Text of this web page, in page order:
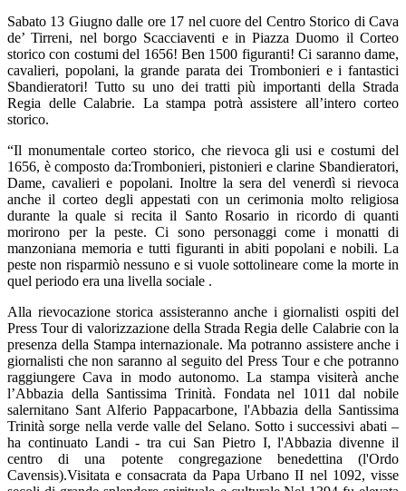
Sabato 13 Giugno dalle ore 17 nel cuore del Centro Storico di Cava
de’ Tirreni, nel borgo Scacciaventi e in Piazza Duomo il Corteo
storico con costumi del 1656! Ben 1500 figuranti! Ci saranno dame,
cavalieri, popolani, la grande parata dei Trombonieri e i fantastici
Sbandieratori! Tutto su uno dei tratti più importanti della Strada
Regia delle Calabrie. La stampa potrà assistere all’intero corteo
storico.
“Il monumentale corteo storico, che rievoca gli usi e costumi del
1656, è composto da:Trombonieri, pistonieri e clarine Sbandieratori,
Dame, cavalieri e popolani. Inoltre la sera del venerdì si rievoca
anche il corteo degli appestati con un cerimonia molto religiosa
durante la quale si recita il Santo Rosario in ricordo di quanti
morirono per la peste. Ci sono personaggi come i monatti di
manzoniana memoria e tutti figuranti in abiti popolani e nobili. La
peste non risparmiò nessuno e si vuole sottolineare come la morte in
quel periodo era una livella sociale .
Alla rievocazione storica assisteranno anche i giornalisti ospiti del
Press Tour di valorizzazione della Strada Regia delle Calabrie con la
presenza della Stampa internazionale. Ma potranno assistere anche i
giornalisti che non saranno al seguito del Press Tour e che potranno
raggiungere Cava in modo autonomo. La stampa visiterà anche
l’Abbazia della Santissima Trinità. Fondata nel 1011 dal nobile
salernitano Sant Alferio Pappacarbone, l'Abbazia della Santissima
Trinità sorge nella verde valle del Selano. Sotto i successivi abati –
ha continuato Landi - tra cui San Pietro I, l'Abbazia divenne il
centro di una potente congregazione benedettina (l'Ordo
Cavensis).Visitata e consacrata da Papa Urbano II nel 1092, visse